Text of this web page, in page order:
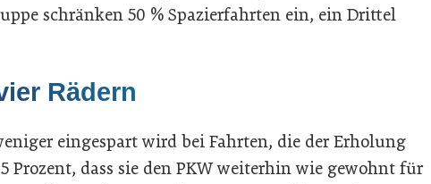
schränken 50 % Spazierfahrten ein, ein Drittel
Rädern
eingespart wird bei Fahrten, die der Erholung
Prozent, dass sie den PKW weiterhin wie gewohnt für